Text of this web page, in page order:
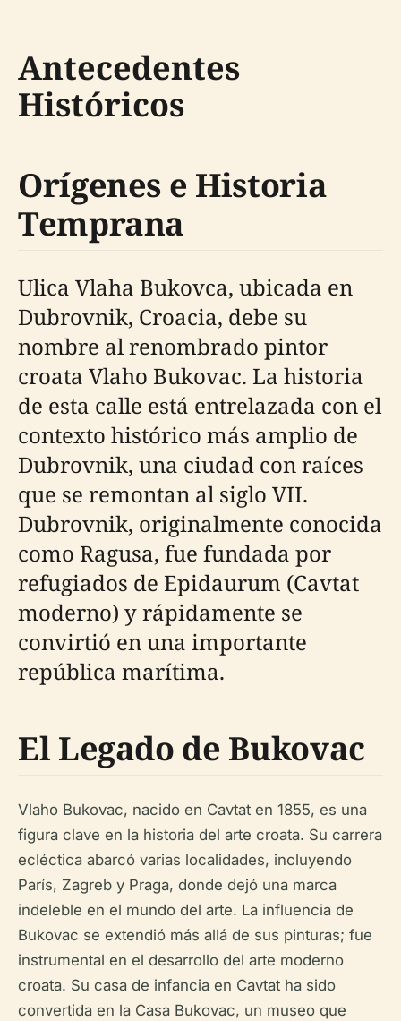
Antecedentes
Históricos
Orígenes e Historia
Temprana
Ulica Vlaha Bukovca, ubicada en
Dubrovnik, Croacia, debe su
nombre al renombrado pintor
croata Vlaho Bukovac. La historia
de esta calle está entrelazada con el
contexto histórico más amplio de
Dubrovnik, una ciudad con raíces
que se remontan al siglo VII.
Dubrovnik, originalmente conocida
como Ragusa, fue fundada por
refugiados de Epidaurum (Cavtat
moderno) y rápidamente se
convirtió en una importante
república marítima.
El Legado de Bukovac
Vlaho Bukovac, nacido en Cavtat en 1855, es una
figura clave en la historia del arte croata. Su carrera
ecléctica abarcó varias localidades, incluyendo
París, Zagreb y Praga, donde dejó una marca
indeleble en el mundo del arte. La influencia de
Bukovac se extendió más allá de sus pinturas; fue
instrumental en el desarrollo del arte moderno
croata. Su casa de infancia en Cavtat ha sido
convertida en la Casa Bukovac, un museo que